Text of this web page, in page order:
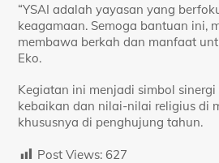
“YSAI adalah yayasan yang
keagamaan. Semoga bantuan ini,
membawa berkah dan manfaat
Eko.
Kegiatan ini menjadi simbol
kebaikan dan nilai-nilai religius di
khususnya di penghujung tahun.
Post Views: 627